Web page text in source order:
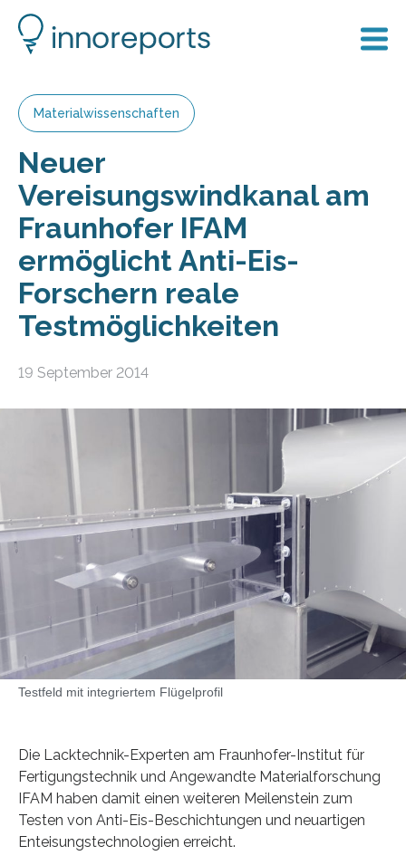
Materialwissenschaften
Neuer
Vereisungswindkanal am
Fraunhofer IFAM
ermöglicht Anti-Eis-
Forschern reale
Testmöglichkeiten
19 September 2014
Testfeld mit integriertem Flügelprofil
Die Lacktechnik-Experten am Fraunhofer-Institut für
Fertigungstechnik und Angewandte Materialforschung
IFAM haben damit einen weiteren Meilenstein zum
Testen von Anti-Eis-Beschichtungen und neuartigen
Enteisungstechnologien erreicht.